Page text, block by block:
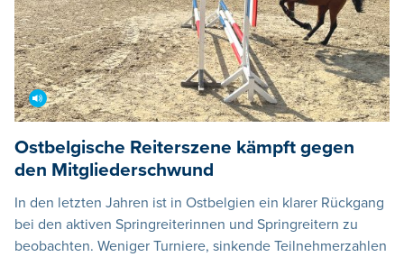
Ostbelgische Reiterszene kämpft gegen
den Mitgliederschwund
In den letzten Jahren ist in Ostbelgien ein klarer Rückgang
bei den aktiven Springreiterinnen und Springreitern zu
beobachten. Weniger Turniere, sinkende Teilnehmerzahlen